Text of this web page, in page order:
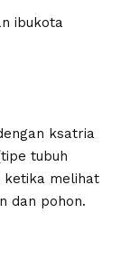
ibukota
ksatria
tubuh
ketika melihat
dan pohon.